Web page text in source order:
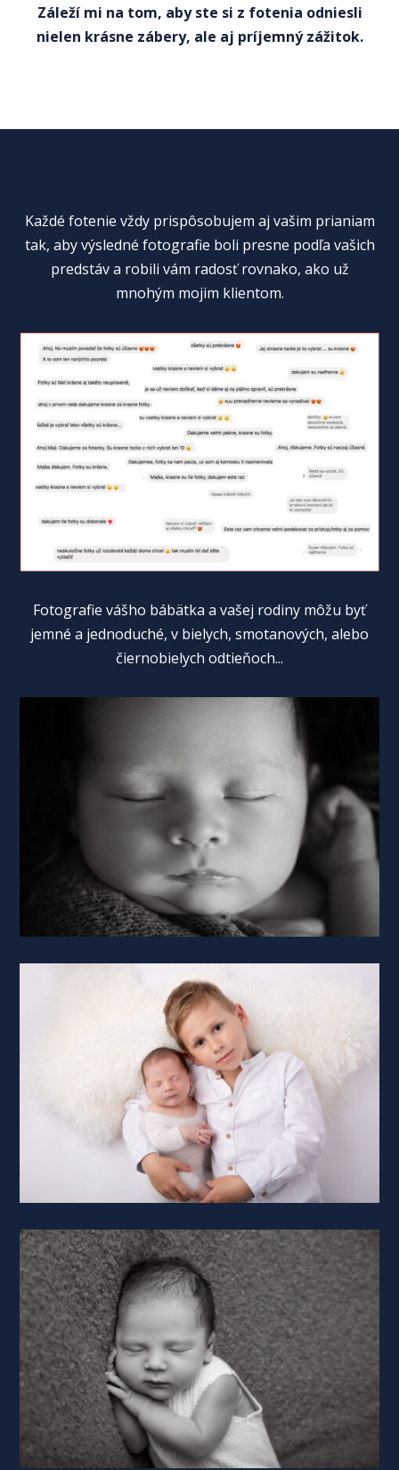
Záleží mi na tom, aby ste si z fotenia odniesli
nielen krásne zábery, ale aj príjemný zážitok.
Každé fotenie vždy prispôsobujem aj vašim prianiam
tak, aby výsledné fotografie boli presne podľa vašich
predstáv a robili vám radosť rovnako, ako už
mnohým mojim klientom.
Fotografie vášho bábätka a vašej rodiny môžu byť
jemné a jednoduché, v bielych, smotanových, alebo
čiernobielych odtieňoch...